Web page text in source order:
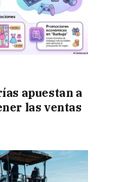
apuestan a
las ventas